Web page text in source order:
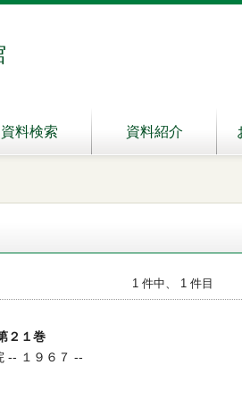
資料検索 資料紹介
1 件中、 1 件目
２１巻
-- １９６７ --